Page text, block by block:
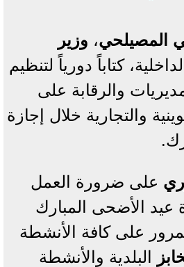
المصيلحي، وزير
كتاباً دورياً لتنظيم
والرقابة على
والتجارية خلال إجازة
على ضرورة العمل
عيد الأضحى المبارك
على كافة الأنشطة
البلدية والأنشطة